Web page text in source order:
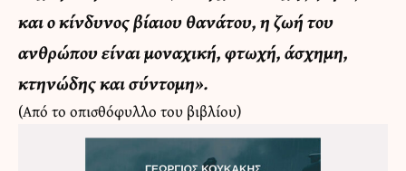
και ο κίνδυνος βίαιου θανάτου, η ζωή του
ανθρώπου είναι μοναχική, φτωχή, άσχημη,
κτηνώδης και σύντομη».
(Από το οπισθόφυλλο του βιβλίου)